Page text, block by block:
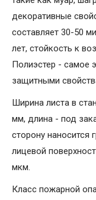
декоративные
составляет 30-50
лет, стойкость к
Полиэстер - самое
защитными
Ширина листа в
мм, длина - под
сторону наносится
лицевой
мкм.
Класс пожарной